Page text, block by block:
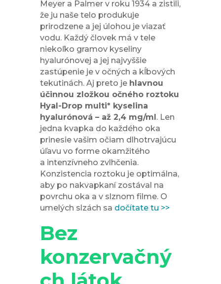
Meyer a Palmer v roku 1934 a zistili,
že ju naše telo produkuje
prirodzene a jej úlohou je viazať
vodu. Každý človek má v tele
niekoľko gramov kyseliny
hyalurónovej a jej najvyššie
zastúpenie je v očných a kĺbových
tekutinách. Aj preto je hlavnou
účinnou zložkou očného roztoku
Hyal-Drop multi* kyselina
hyalurónová – až 2,4 mg/ml. Len
jedna kvapka do každého oka
prinesie vašim očiam dlhotrvajúcu
úľavu vo forme okamžitého
a intenzívneho zvlhčenia.
Konzistencia roztoku je optimálna,
aby po nakvapkaní zostával na
povrchu oka a v slznom filme. O
umelých slzách sa dočítate tu >>
Bez
konzervačný